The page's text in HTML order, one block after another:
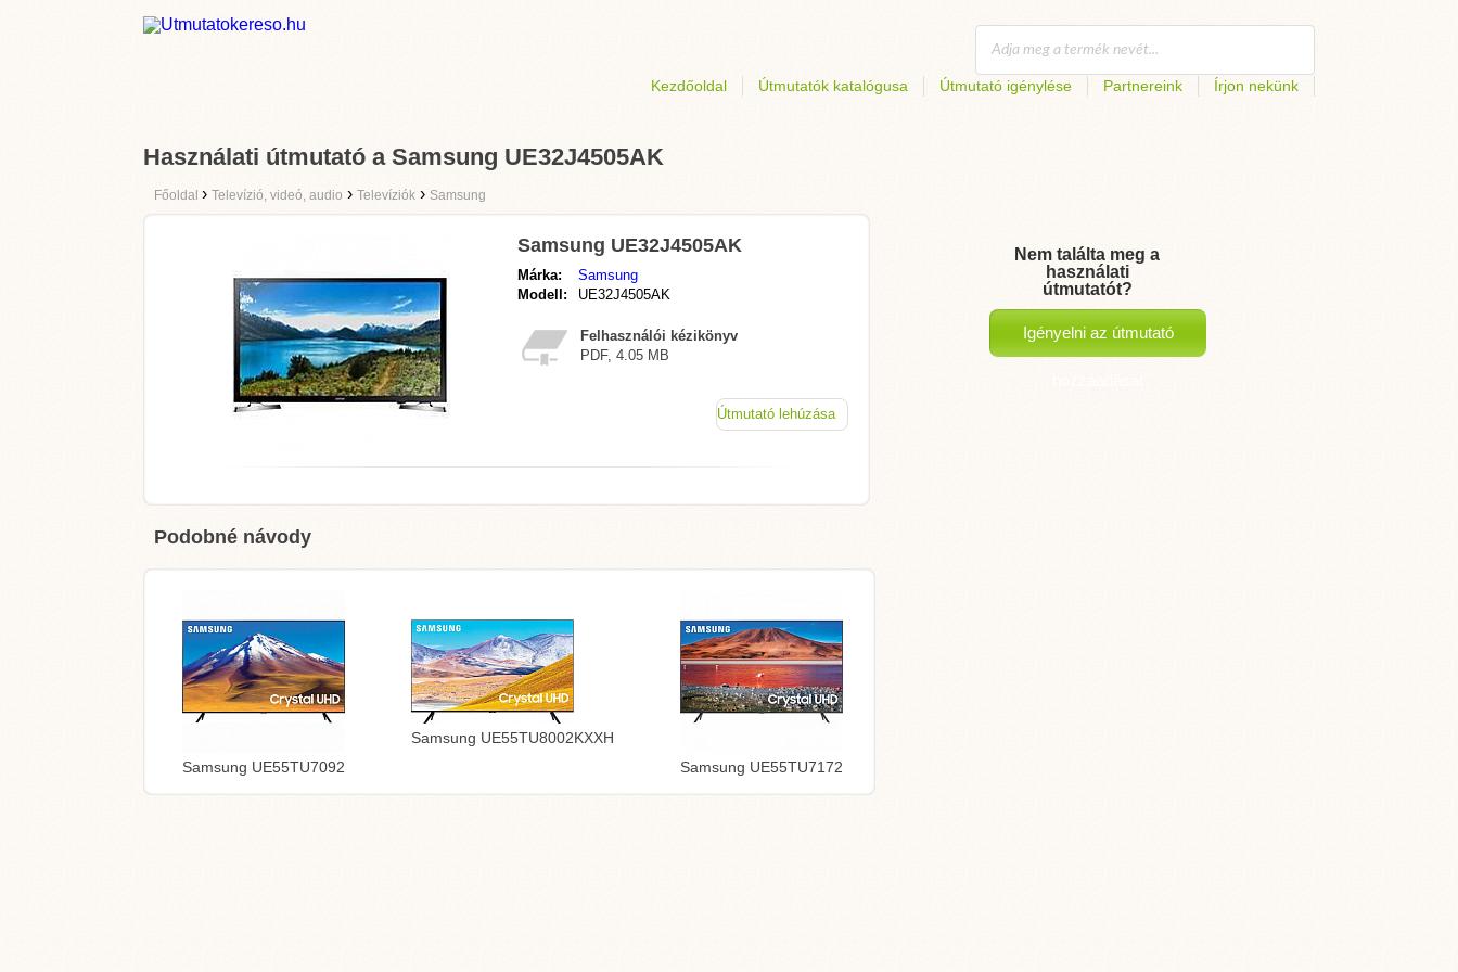
Kezdőoldal Útmutatók katalógusa Útmutató igénylése Partnereink Írjon nekünk
Használati útmutató a Samsung UE32J4505AK
Főoldal › Televízió, videó, audio › Televíziók › Samsung
Samsung UE32J4505AK
Márka:
Samsung
Modell:
UE32J4505AK
Felhasználói kézikönyv
PDF, 4.05 MB
Útmutató lehúzása
Podobné návody
Samsung UE55TU7092
Samsung UE55TU8002KXXH
Samsung UE55TU7172
Nem találta meg a
használati
útmutatót?
Igényelni az útmutató